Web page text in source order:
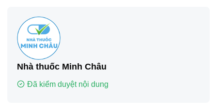
Nhà thuốc Minh Châu
Đã kiểm duyệt nội dung